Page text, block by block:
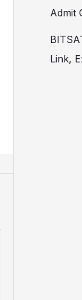
Admit
Link,